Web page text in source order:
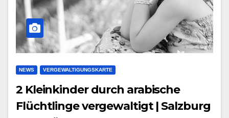
NEWS VERGEWALTIGUNGSKARTE
2 Kleinkinder durch arabische
Flüchtlinge vergewaltigt | Salzburg